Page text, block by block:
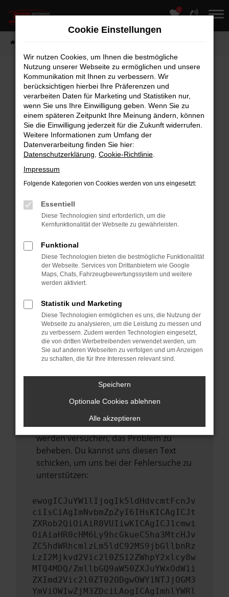
Zum
Hauptinhalt
0
Fehler: Network Error
Beim Laden ist ein Fehler aufgetreten.
Hier sind ein paar Tipps, die dir helfen können:
Überprüfe deine Firewall und deine
Internetverbindung.
deine Suchmaschine?
Manche Erweiterungen, wie Werbeblocker,
können das Laden bestimmter Seiten
verhindern. Funktioniert die Seite in einem
anderen Browser oder in einem privaten
Fenster?
Starte dein Gerät neu.
Das kann manchmal helfen,
Stelle sicher, dass dein Browser und dein
Betriebssystem auf dem neuesten Stand
sind.
Veraltete Software birgt nicht nur ein
Sicherheitsrisiko, sondern kann auch dazu
mehr unterstützt werden.
Wende dich an den Webseitenbetreiber.
Wenn du alle oben genannten Schritte
versucht hast, kontaktiere uns bitte. Wir
werden versuchen, das Problem zu
beheben. Du kannst uns diesen Text
schicken, um uns bei der Fehlersuche zu
unterstützen:
ewogICJuYW1lIjogIk5ldHdvcmtFcnJv
ciIsCiAgImNvbmZpZyI6IHsKICAgICJt
ZXRob2QiOiAiR0VUIiwKICAgICJ1cmwi
OiAiaHR0cHM6Ly9hcGkueC5ha3MtcHJv
ZC5hdWRhcmlzLm5ldC92MS9jbGllbnRz
LzI2Mjkvd2Vic2l0ZS12ZWhpY2xlcy8w
MTQ4MDQ/ZmllbGQ9aW50ZXJuYWxOdW1i
ZXImd2Vic2l0ZT02ODgwOWY1NTJjOGM3
YmViOWIwZjM3ZDciLAogICAgImhlYWRl
Cookie Einstellungen
Wir nutzen Cookies, um Ihnen die bestmögliche
Nutzung unserer Webseite zu ermöglichen und unsere
Kommunikation mit Ihnen zu verbessern. Wir
berücksichtigen hierbei Ihre Präferenzen und
verarbeiten Daten für Marketing und Statistiken nur,
wenn Sie uns Ihre Einwilligung geben. Wenn Sie zu
einem späteren Zeitpunkt Ihre Meinung ändern, können
Sie die Einwilligung jederzeit für die Zukunft widerrufen.
Weitere Informationen zum Umfang der
Datenverarbeitung finden Sie hier:
Datenschutzerklärung Cookie-Richtlinie
Impressum
Folgende Kategorien von Cookies werden von uns eingesetzt:
Essentiell
Diese Technologien sind erforderlich, um die
Kernfunktionalität der Webseite zu gewährleisten.
Funktional
Diese Technologien bieten die bestmögliche Funktionalität
der Webseite. Services von Drittanbietern wie Google
Maps, Chats, Fahrzeugbewertungssystem und weitere
werden aktiviert.
Statistik und Marketing
Diese Technologien ermöglichen es uns, die Nutzung der
Webseite zu analysieren, um die Leistung zu messen und
zu verbessern. Zudem werden Technologien eingesetzt,
die von dritten Werbetreibenden verwendet werden, um
Sie auf anderen Webseiten zu verfolgen und um Anzeigen
zu schalten, die für Ihre Interessen relevant sind.
Speichern
Optionale Cookies ablehnen
Alle akzeptieren